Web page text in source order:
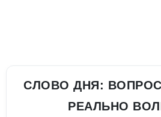
СЛОВО ДНЯ:
РЕАЛЬНО